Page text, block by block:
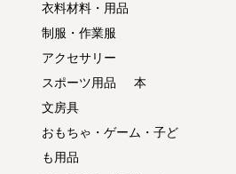
衣料材料・用品
制服・作業服
アクセサリー
スポーツ用品
本
文房具
おもちゃ・ゲーム・子ど
も用品